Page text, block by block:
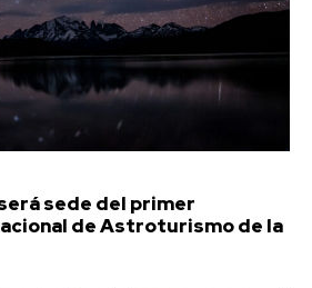
sede del primer
de Astroturismo de la